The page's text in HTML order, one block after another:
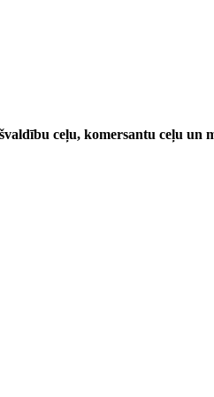
ceļu, komersantu ceļu un